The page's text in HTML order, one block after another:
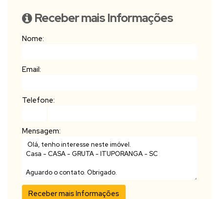
Receber mais Informações
Nome:
Email:
Telefone:
Mensagem: